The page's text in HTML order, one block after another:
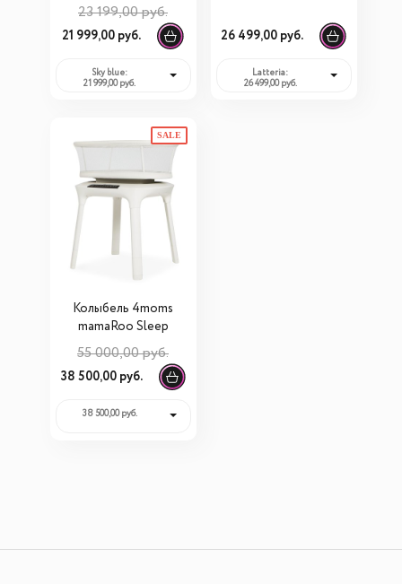
Auto
23 199,00 руб.
21 999,00 руб.
Sky blue:
21 999,00 руб.
Simplicity GL4050
26 499,00 руб.
Latteria:
26 499,00 руб.
SALE
Колыбель 4moms
mamaRoo Sleep
55 000,00 руб.
38 500,00 руб.
38 500,00 руб.